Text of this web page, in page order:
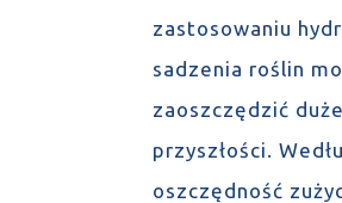
zastosowaniu
sadzenia roślin
zaoszczędzić
przyszłości.
oszczędność